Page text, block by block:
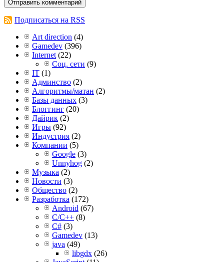
Подписаться на RSS
Art direction (4)
Gamedev (396)
Internet (22)
Соц. сети (9)
IT (1)
Админство (2)
Алгоритмы/матан (2)
Базы данных (3)
Блоггинг (20)
Дайрик (2)
Игры (92)
Индустрия (2)
Компании (5)
Google (3)
Unnyhog (2)
Музыка (2)
Новости (3)
Общество (2)
Разработка (172)
Android (67)
C/C++ (8)
C# (3)
Gamedev (13)
java (49)
libgdx (26)